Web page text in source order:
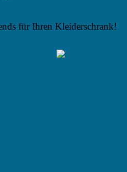
für Ihren Kleiderschrank!